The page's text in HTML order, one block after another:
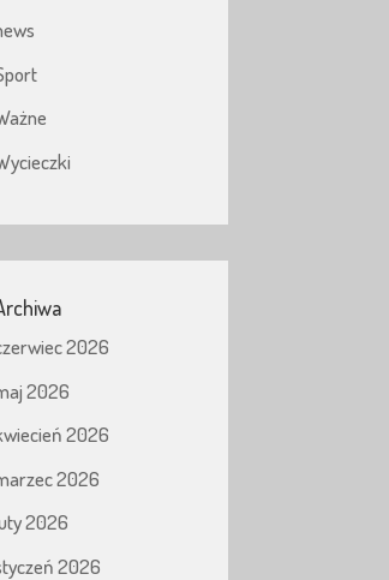
2026
2026
2026
2026
2026
2026